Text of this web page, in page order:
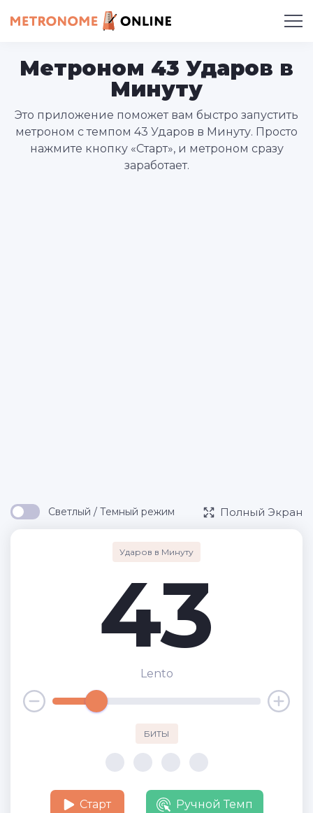
Метроном 43 Ударов в
Минуту
Это приложение поможет вам быстро запустить
метроном с темпом 43 Ударов в Минуту. Просто
нажмите кнопку «Старт», и метроном сразу
заработает.
Светлый / Темный режим Полный Экран
Ударов в Минуту
43
Lento
БИТЫ
Старт Ручной Темп